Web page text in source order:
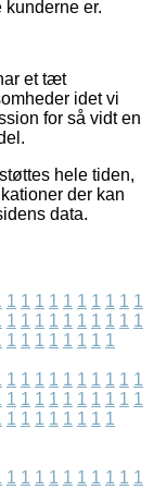
er.
et tæt
idet vi
for så vidt en
hele tiden,
der kan
data.
1 1 1 1 1 1 1 1 1 1
1 1 1 1 1 1 1 1 1 1
1 1 1 1 1 1 1 1
1 1 1 1 1 1 1 1 1 1
1 1 1 1 1 1 1 1 1 1
1 1 1 1 1 1 1 1
1 1 1 1 1 1 1 1 1 1